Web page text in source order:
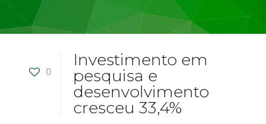
0
Investimento em
pesquisa e
desenvolvimento
cresceu 33,4%